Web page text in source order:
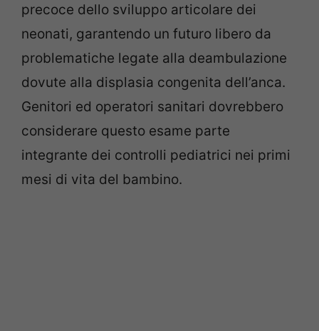
precoce dello sviluppo articolare dei
neonati, garantendo un futuro libero da
problematiche legate alla deambulazione
dovute alla displasia congenita dell’anca.
Genitori ed operatori sanitari dovrebbero
considerare questo esame parte
integrante dei controlli pediatrici nei primi
mesi di vita del bambino.